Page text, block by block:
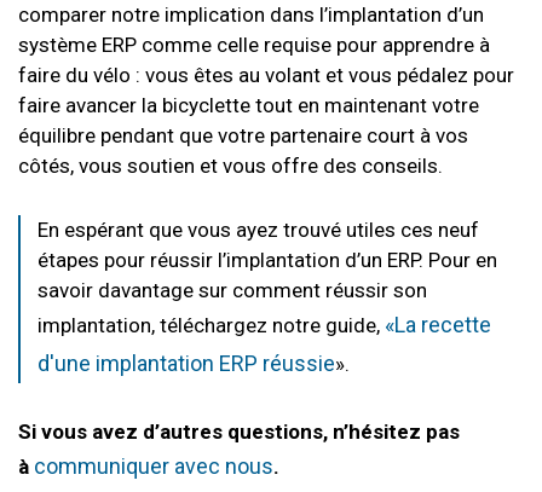
comparer notre implication dans l’implantation d’un
système ERP comme celle requise pour apprendre à
faire du vélo : vous êtes au volant et vous pédalez pour
faire avancer la bicyclette tout en maintenant votre
équilibre pendant que votre partenaire court à vos
côtés, vous soutien et vous offre des conseils.
En espérant que vous ayez trouvé utiles ces neuf
étapes pour réussir l’implantation d’un ERP. Pour en
savoir davantage sur comment réussir son
implantation, téléchargez notre guide, «La recette
d'une implantation ERP réussie».
Si vous avez d’autres questions, n’hésitez pas
à communiquer avec nous.